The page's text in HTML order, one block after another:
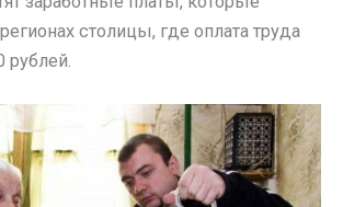
столицы, где оплата труда
рублей.